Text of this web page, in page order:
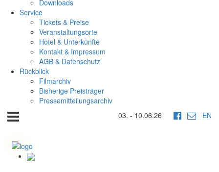
Downloads
Service
Tickets & Preise
Veranstaltungsorte
Hotel & Unterkünfte
Kontakt & Impressum
AGB & Datenschutz
Rückblick
Filmarchiv
Bisherige Preisträger
Pressemitteilungsarchiv
03. - 10.06.26
EN